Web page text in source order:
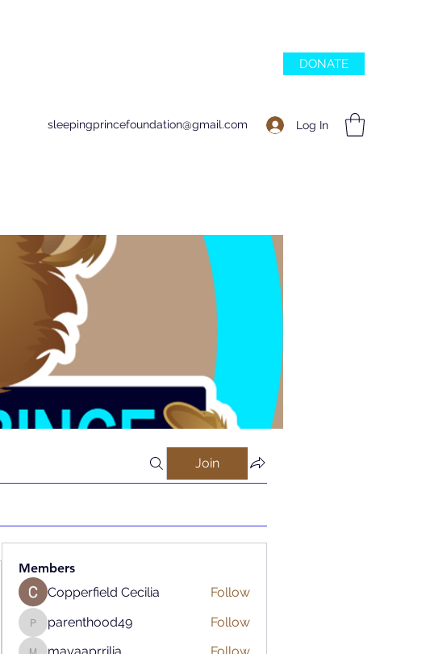
DONATE
sleepingprincefoundation@gmail.com Log In
Join
Members
Copperfield Cecilia
Follow
parenthood49
parenthood49 Follow
mayaaprrilia
Follow